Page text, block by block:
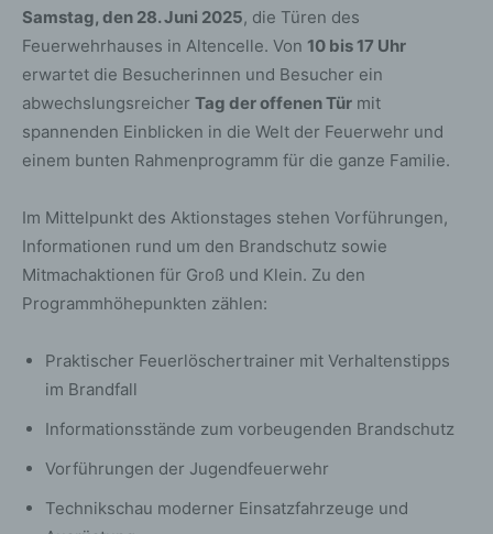
Samstag, den 28. Juni 2025, die Türen des
Feuerwehrhauses in Altencelle. Von 10 bis 17 Uhr
erwartet die Besucherinnen und Besucher ein
abwechslungsreicher Tag der offenen Tür mit
spannenden Einblicken in die Welt der Feuerwehr und
einem bunten Rahmenprogramm für die ganze Familie.
Im Mittelpunkt des Aktionstages stehen Vorführungen,
Informationen rund um den Brandschutz sowie
Mitmachaktionen für Groß und Klein. Zu den
Programmhöhepunkten zählen:
Praktischer Feuerlöschertrainer mit Verhaltenstipps
im Brandfall
Informationsstände zum vorbeugenden Brandschutz
Vorführungen der Jugendfeuerwehr
Technikschau moderner Einsatzfahrzeuge und